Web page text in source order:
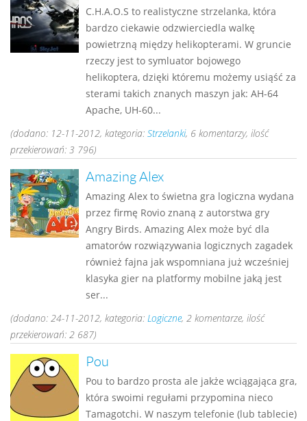
C.H.A.O.S to realistyczne strzelanka, która
bardzo ciekawie odzwierciedla walkę
powietrzną między helikopterami. W gruncie
rzeczy jest to symluator bojowego
helikoptera, dzięki któremu możemy usiąść za
sterami takich znanych maszyn jak: AH-64
Apache, UH-60...
(dodano: 12-11-2012, kategoria: Strzelanki, 6 komentarzy, ilość
przekierowań: 3 796)
Amazing Alex
Amazing Alex to świetna gra logiczna wydana
przez firmę Rovio znaną z autorstwa gry
Angry Birds. Amazing Alex może być dla
amatorów rozwiązywania logicznych zagadek
również fajna jak wspomniana już wcześniej
klasyka gier na platformy mobilne jaką jest
ser...
(dodano: 24-11-2012, kategoria: Logiczne, 2 komentarze, ilość
przekierowań: 2 687)
Pou
Pou to bardzo prosta ale jakże wciągająca gra,
która swoimi regułami przypomina nieco
Tamagotchi. W naszym telefonie (lub tablecie)